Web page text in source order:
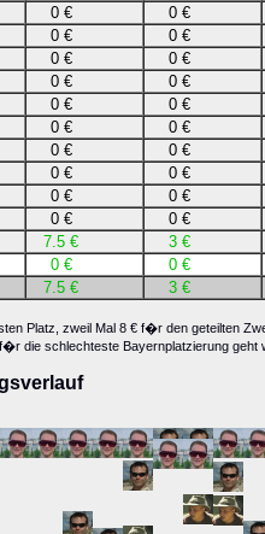
0 €
0 €
0 €
0 €
0 €
0 €
0 €
0 €
0 €
0 €
0 €
0 €
0 €
0 €
0 €
0 €
0 €
0 €
0 €
0 €
7.5 €
3 €
0 €
0 €
7.5 € 3 €
Platz, zweil Mal 8 € f�r den geteilten
die schlechteste Bayernplatzierung